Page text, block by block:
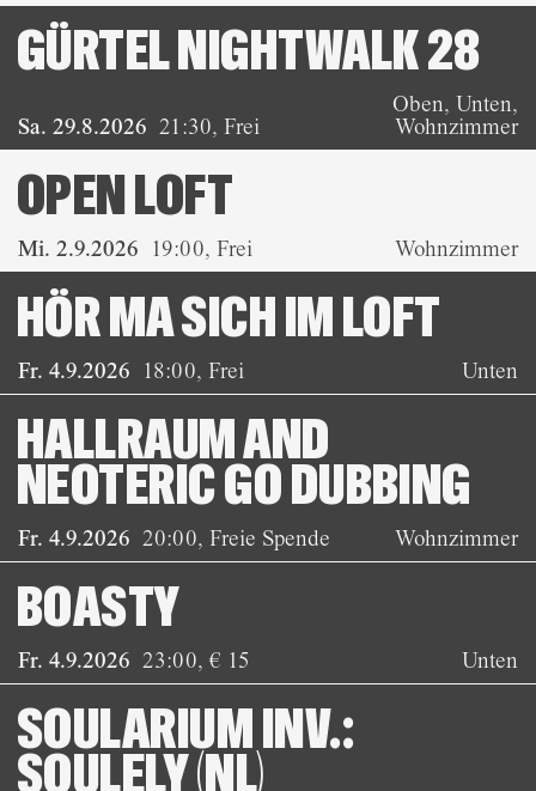
Sa. 29.8.2026 21:30,Frei
GÜRTEL NIGHTWALK 28
Oben, Unten,
Wohnzimmer
Mi. 2.9.2026 19:00,Frei
OPEN LOFT
Wohnzimmer
Fr. 4.9.2026 18:00,Frei
HÖR MA SICH IM LOFT
Unten
Fr. 4.9.2026 20:00,Freie Spende
HALLRAUM AND
NEOTERIC GO DUBBING
Wohnzimmer
Fr. 4.9.2026 23:00,€ 15
BOASTY
Unten
SOULARIUM INV.:
SOULELY (NL)